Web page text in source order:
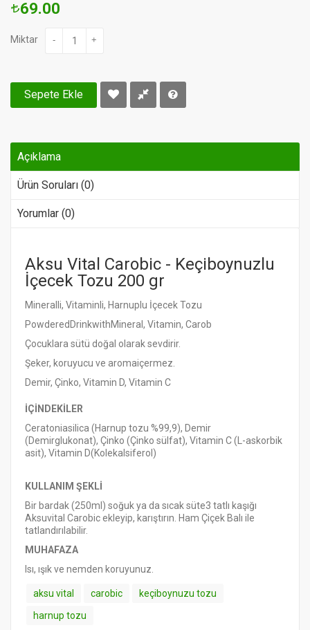
69.00
Miktar - +
Sepete Ekle
Açıklama
Ürün Soruları (0)
Yorumlar (0)
Aksu Vital Carobic - Keçiboynuzlu
İçecek Tozu 200 gr
Mineralli, Vitaminli, Harnuplu İçecek Tozu
PowderedDrinkwithMineral, Vitamin, Carob
Çocuklara sütü doğal olarak sevdirir.
Şeker, koruyucu ve aromaiçermez.
Demir, Çinko, Vitamin D, Vitamin C
İÇİNDEKİLER
Ceratoniasilica (Harnup tozu %99,9), Demir
(Demirglukonat), Çinko (Çinko sülfat), Vitamin C (L-askorbik
asit), Vitamin D(Kolekalsiferol)
KULLANIM ŞEKLİ
Bir bardak (250ml) soğuk ya da sıcak süte3 tatlı kaşığı
Aksuvital Carobic ekleyip, karıştırın. Ham Çiçek Balı ile
tatlandırılabilir.
MUHAFAZA
Isı, ışık ve nemden koruyunuz.
aksu vital carobic
keçiboynuzu tozu
harnup tozu